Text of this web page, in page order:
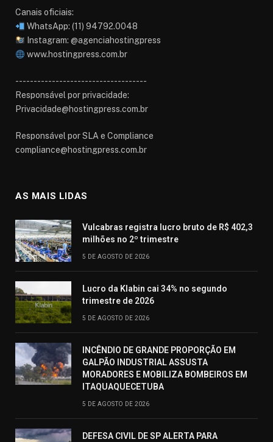
Canais oficiais:
WhatsApp: (11) 94792.0048
Instagram: @agenciahostingpress
www.hostingpress.com.br⁠
------------------------------------
Responsável por privacidade:
Privacidade@hostingpress.com.br
Responsável por SLA e Compliance
compliance@hostingpress.com.br
AS MAIS LIDAS
Vulcabras registra lucro bruto de R$ 402,3
milhões no 2º trimestre
5 DE AGOSTO DE 2026
Lucro da Klabin cai 34% no segundo
trimestre de 2026
5 DE AGOSTO DE 2026
INCÊNDIO DE GRANDE PROPORÇÃO EM
GALPÃO INDUSTRIAL ASSUSTA
MORADORES E MOBILIZA BOMBEIROS EM
ITAQUAQUECETUBA
5 DE AGOSTO DE 2026
DEFESA CIVIL DE SP ALERTA PARA